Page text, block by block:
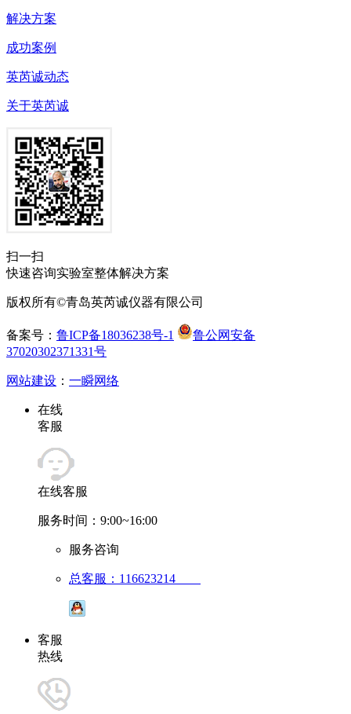
解决方案
成功案例
英芮诚动态
关于英芮诚
扫一扫
快速咨询实验室整体解决方案
版权所有©青岛英芮诚仪器有限公司
备案号： 鲁ICP备18036238号-1
鲁公网安备
37020302371331号
网站建设 ： 一瞬网络
在线
客服
在线客服
服务时间：9:00~16:00
服务咨询
总客服：116623214
客服
热线